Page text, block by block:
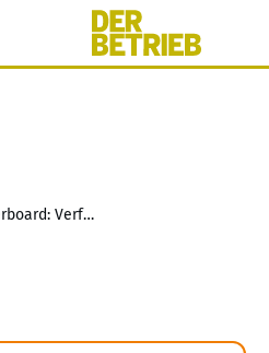
Schlagwort-Steuerboard: Verfassungsmäßigkeit